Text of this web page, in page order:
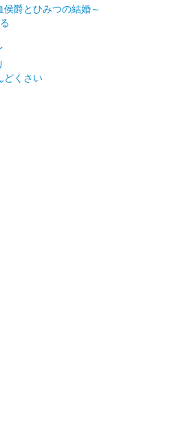
爵とひみつの結婚～
どくさい